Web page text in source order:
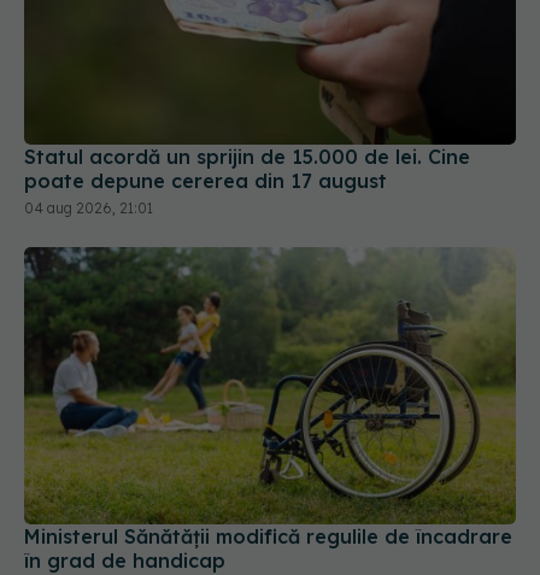
Statul acordă un sprijin de 15.000 de lei. Cine
poate depune cererea din 17 august
04 aug 2026, 21:01
Ministerul Sănătății modifică regulile de încadrare
în grad de handicap